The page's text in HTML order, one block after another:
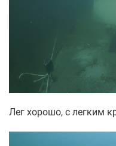
Лег хорошо, с легким